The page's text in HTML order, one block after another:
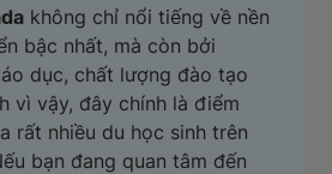
không chỉ nổi tiếng về nền
bậc nhất, mà còn bởi
dục, chất lượng đào tạo
vì vậy, đây chính là điểm
rất nhiều du học sinh trên
bạn đang quan tâm đến